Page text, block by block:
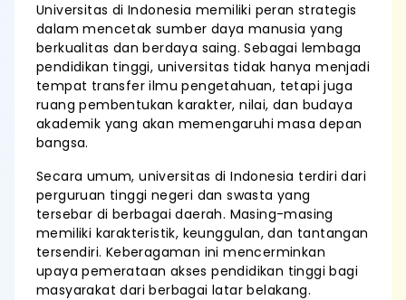
Universitas di Indonesia memiliki peran strategis
dalam mencetak sumber daya manusia yang
berkualitas dan berdaya saing. Sebagai lembaga
pendidikan tinggi, universitas tidak hanya menjadi
tempat transfer ilmu pengetahuan, tetapi juga
ruang pembentukan karakter, nilai, dan budaya
akademik yang akan memengaruhi masa depan
bangsa.
Secara umum, universitas di Indonesia terdiri dari
perguruan tinggi negeri dan swasta yang
tersebar di berbagai daerah. Masing-masing
memiliki karakteristik, keunggulan, dan tantangan
tersendiri. Keberagaman ini mencerminkan
upaya pemerataan akses pendidikan tinggi bagi
masyarakat dari berbagai latar belakang.